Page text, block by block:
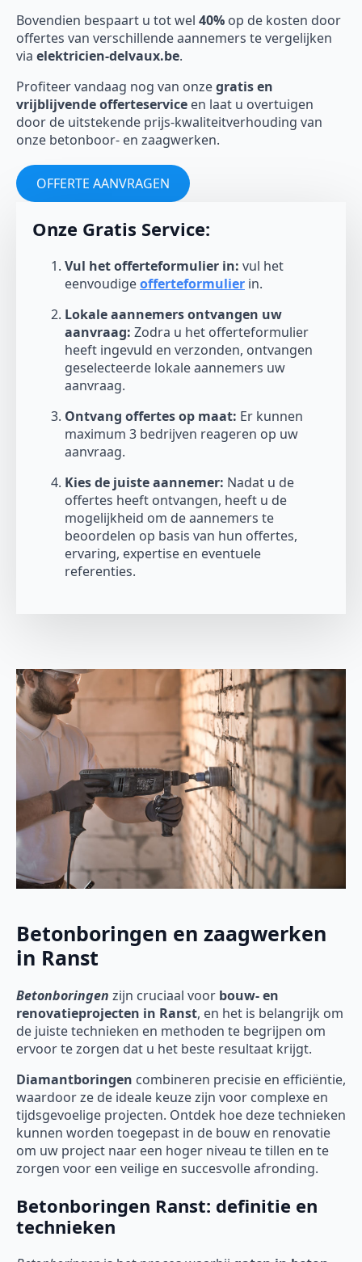
Bovendien bespaart u tot wel 40% op de kosten door
offertes van verschillende aannemers te vergelijken
via elektricien-delvaux.be.
Profiteer vandaag nog van onzegratis en
vrijblijvende offerteservice en laat u overtuigen
door de uitstekende prijs-kwaliteitverhouding van
onze betonboor- en zaagwerken.
OFFERTE AANVRAGEN
Onze Gratis Service:
Vul het offerteformulier in: vul het
eenvoudigeofferteformulier in.
Lokale aannemers ontvangen uw
aanvraag: Zodra u het offerteformulier
heeft ingevuld en verzonden, ontvangen
geselecteerde lokale aannemers uw
aanvraag.
Ontvang offertes op maat: Er kunnen
maximum 3 bedrijven reageren op uw
aanvraag.
Kies de juiste aannemer: Nadat u de
offertes heeft ontvangen, heeft u de
mogelijkheid om de aannemers te
beoordelen op basis van hun offertes,
ervaring, expertise en eventuele
referenties.
Betonboringen en zaagwerken
in Ranst
Betonboringen zijn cruciaal voor bouw- en
renovatieprojecten in Ranst, en het is belangrijk om
de juiste technieken en methoden te begrijpen om
ervoor te zorgen dat u het beste resultaat krijgt.
Diamantboringen combineren precisie en efficiëntie,
waardoor ze de ideale keuze zijn voor complexe en
tijdsgevoelige projecten. Ontdek hoe deze technieken
kunnen worden toegepast in de bouw en renovatie
om uw project naar een hoger niveau te tillen en te
zorgen voor een veilige en succesvolle afronding.
Betonboringen Ranst: definitie en
technieken